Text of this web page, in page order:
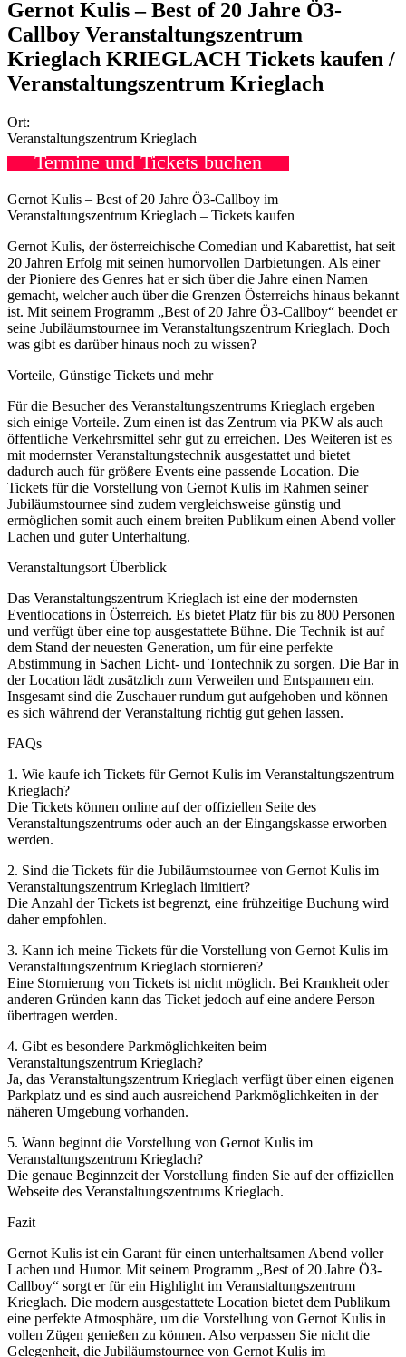
Gernot Kulis – Best of 20 Jahre Ö3-
Callboy Veranstaltungszentrum
Krieglach KRIEGLACH Tickets kaufen /
Veranstaltungszentrum Krieglach
Ort:
Veranstaltungszentrum Krieglach
Termine und Tickets buchen
Gernot Kulis – Best of 20 Jahre Ö3-Callboy im
Veranstaltungszentrum Krieglach – Tickets kaufen
Gernot Kulis, der österreichische Comedian und Kabarettist, hat seit
20 Jahren Erfolg mit seinen humorvollen Darbietungen. Als einer
der Pioniere des Genres hat er sich über die Jahre einen Namen
gemacht, welcher auch über die Grenzen Österreichs hinaus bekannt
ist. Mit seinem Programm „Best of 20 Jahre Ö3-Callboy“ beendet er
seine Jubiläumstournee im Veranstaltungszentrum Krieglach. Doch
was gibt es darüber hinaus noch zu wissen?
Vorteile, Günstige Tickets und mehr
Für die Besucher des Veranstaltungszentrums Krieglach ergeben
sich einige Vorteile. Zum einen ist das Zentrum via PKW als auch
öffentliche Verkehrsmittel sehr gut zu erreichen. Des Weiteren ist es
mit modernster Veranstaltungstechnik ausgestattet und bietet
dadurch auch für größere Events eine passende Location. Die
Tickets für die Vorstellung von Gernot Kulis im Rahmen seiner
Jubiläumstournee sind zudem vergleichsweise günstig und
ermöglichen somit auch einem breiten Publikum einen Abend voller
Lachen und guter Unterhaltung.
Veranstaltungsort Überblick
Das Veranstaltungszentrum Krieglach ist eine der modernsten
Eventlocations in Österreich. Es bietet Platz für bis zu 800 Personen
und verfügt über eine top ausgestattete Bühne. Die Technik ist auf
dem Stand der neuesten Generation, um für eine perfekte
Abstimmung in Sachen Licht- und Tontechnik zu sorgen. Die Bar in
der Location lädt zusätzlich zum Verweilen und Entspannen ein.
Insgesamt sind die Zuschauer rundum gut aufgehoben und können
es sich während der Veranstaltung richtig gut gehen lassen.
FAQs
1. Wie kaufe ich Tickets für Gernot Kulis im Veranstaltungszentrum
Krieglach?
Die Tickets können online auf der offiziellen Seite des
Veranstaltungszentrums oder auch an der Eingangskasse erworben
werden.
2. Sind die Tickets für die Jubiläumstournee von Gernot Kulis im
Veranstaltungszentrum Krieglach limitiert?
Die Anzahl der Tickets ist begrenzt, eine frühzeitige Buchung wird
daher empfohlen.
3. Kann ich meine Tickets für die Vorstellung von Gernot Kulis im
Veranstaltungszentrum Krieglach stornieren?
Eine Stornierung von Tickets ist nicht möglich. Bei Krankheit oder
anderen Gründen kann das Ticket jedoch auf eine andere Person
übertragen werden.
4. Gibt es besondere Parkmöglichkeiten beim
Veranstaltungszentrum Krieglach?
Ja, das Veranstaltungszentrum Krieglach verfügt über einen eigenen
Parkplatz und es sind auch ausreichend Parkmöglichkeiten in der
näheren Umgebung vorhanden.
5. Wann beginnt die Vorstellung von Gernot Kulis im
Veranstaltungszentrum Krieglach?
Die genaue Beginnzeit der Vorstellung finden Sie auf der offiziellen
Webseite des Veranstaltungszentrums Krieglach.
Fazit
Gernot Kulis ist ein Garant für einen unterhaltsamen Abend voller
Lachen und Humor. Mit seinem Programm „Best of 20 Jahre Ö3-
Callboy“ sorgt er für ein Highlight im Veranstaltungszentrum
Krieglach. Die modern ausgestattete Location bietet dem Publikum
eine perfekte Atmosphäre, um die Vorstellung von Gernot Kulis in
vollen Zügen genießen zu können. Also verpassen Sie nicht die
Gelegenheit, die Jubiläumstournee von Gernot Kulis im